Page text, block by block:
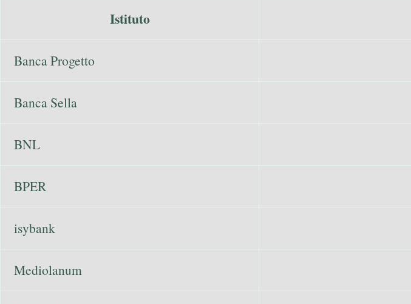
Istituto
Banca Progetto
Banca Sella
BNL
BPER
isybank
Mediolanum